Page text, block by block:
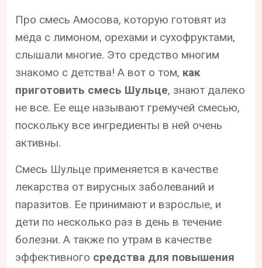
Про смесь Амосова, которую готовят из
мёда с лимоном, орехами и сухофруктами,
слышали многие. Это средство многим
знакомо с детства! А вот о том, как
приготовить смесь Шульце, знают далеко
не все. Ее еще называют гремучей смесью,
поскольку все ингредиенты в ней очень
активны.
Смесь Шульце применяется в качестве
лекарства от вирусных заболеваний и
паразитов. Ее принимают и взрослые, и
дети по несколько раз в день в течение
болезни. А также по утрам в качестве
эффективного средства для повышения